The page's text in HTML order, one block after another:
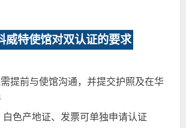
威特使馆对双认证的要求
需提前与使馆沟通，并提交护照及在华
色产地证、发票可单独申请认证